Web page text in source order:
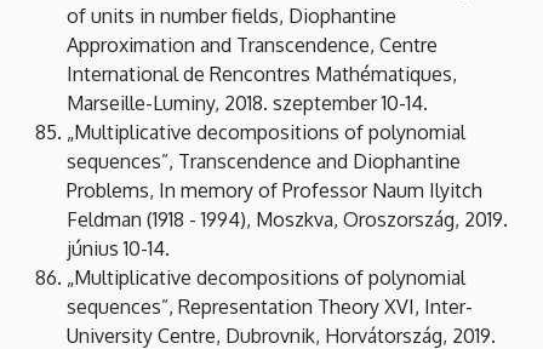
of units in number fields, Diophantine
Approximation and Transcendence, Centre
International de Rencontres Mathématiques,
Marseille-Luminy, 2018. szeptember 10-14.
„Multiplicative decompositions of polynomial
sequences”, Transcendence and Diophantine
Problems, In memory of Professor Naum Ilyitch
Feldman (1918 - 1994), Moszkva, Oroszország, 2019.
június 10-14.
„Multiplicative decompositions of polynomial
sequences”, Representation Theory XVI, Inter-
University Centre, Dubrovnik, Horvátország, 2019.